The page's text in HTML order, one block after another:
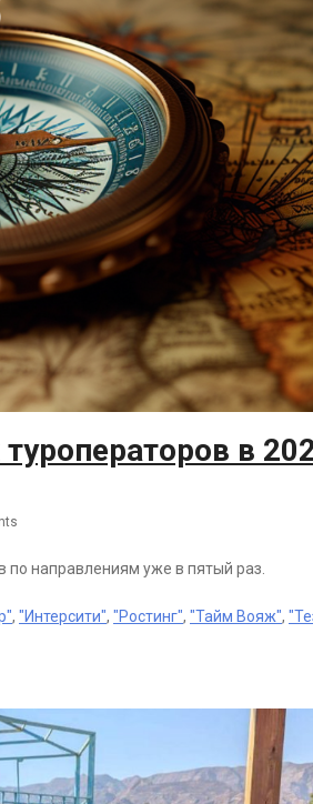
в
по направлениям уже в пятый раз.
, "Интерсити", "Ростинг", "Тайм Вояж",